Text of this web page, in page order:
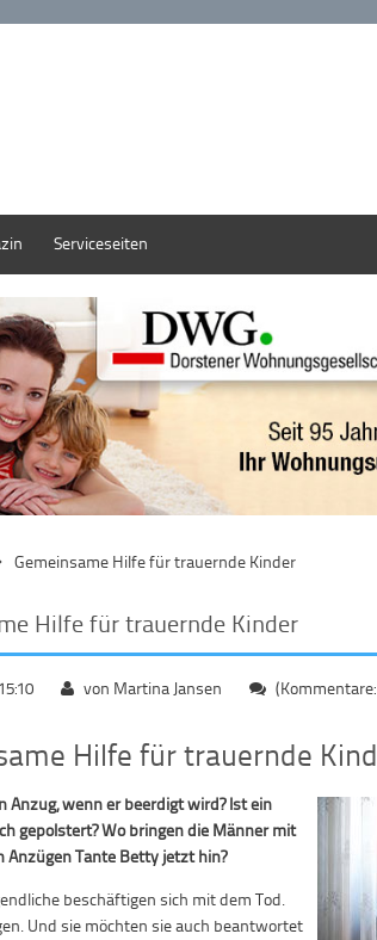
Serviceseiten
Gemeinsame Hilfe für trauernde Kinder
Hilfe für trauernde Kinder
von Martina Jansen
Hilfe für trauernde
Anzug, wenn er beerdigt wird? Ist ein
gepolstert? Wo bringen die Männer mit
Anzügen Tante Betty jetzt hin?
beschäftigen sich mit dem Tod.
Und sie möchten sie auch beantwortet